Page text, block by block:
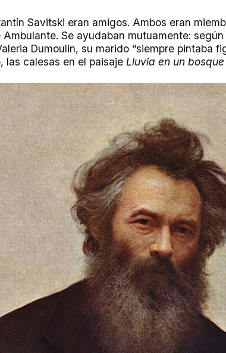
Savitski eran amigos. Ambos eran
Se ayudaban mutuamente:
Dumoulin, su marido “siempre pintaba
las calesas en el paisaje Lluvia en un